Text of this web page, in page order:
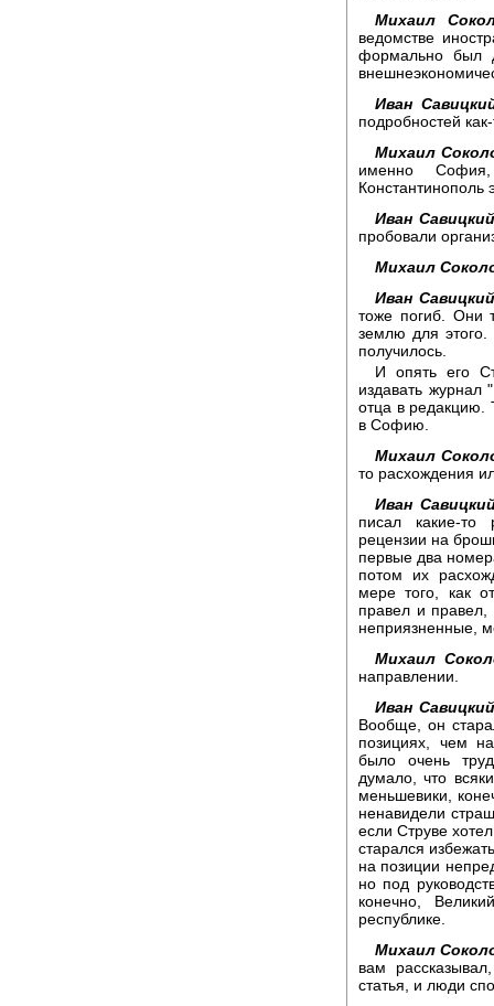
Михаил
ведомстве
формально был
Иван
подробностей
Михаил
именно
Константинополь
Иван
пробовали
Михаил
Иван
тоже погиб. Они
землю для этого.
получилось.
И опять его
издавать журнал
отца в редакцию.
в Софию.
Михаил
то расхождения
Иван
писал какие-то
рецензии на
первые два
потом их
мере того, как
правел и
неприязненные,
Михаил
направлении.
Иван
Вообще, он
позициях, чем
было очень
думало, что
меньшевики,
ненавидели
если Струве
старался
на позиции
но под
конечно,
республике.
Михаил
вам
статья, и люди